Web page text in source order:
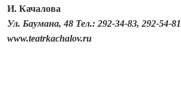
И. Качалова
Ул. Баумана, 48 Тел.: 292-34-83, 292-54-81
www.teatrkachalov.ru